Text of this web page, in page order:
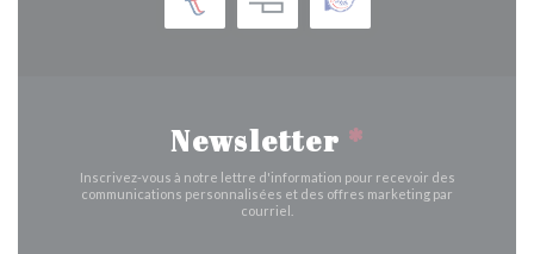
Newsletter *
Inscrivez-vous à notre lettre d'information pour recevoir des
communications personnalisées et des offres marketing par
courriel.